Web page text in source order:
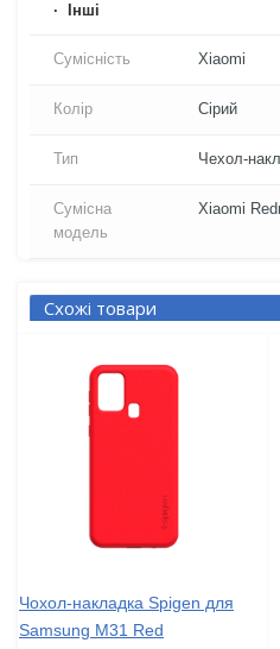
Iнші
Сумісність Xiaomi
Колір Сірий
Тип Чехол-
Сумісна
модель
Xiaomi
Схожі товари
Чохол-накладка Spigen для
Samsung M31 Red